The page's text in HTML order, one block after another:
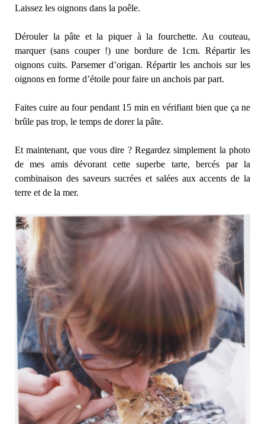
Laissez les oignons dans la poêle.
Dérouler la pâte et la piquer à la fourchette. Au couteau,
marquer (sans couper !) une bordure de 1cm. Répartir les
oignons cuits. Parsemer d’origan. Répartir les anchois sur les
oignons en forme d’étoile pour faire un anchois par part.
Faites cuire au four pendant 15 min en vérifiant bien que ça ne
brûle pas trop, le temps de dorer la pâte.
Et maintenant, que vous dire ? Regardez simplement la photo
de mes amis dévorant cette superbe tarte, bercés par la
combinaison des saveurs sucrées et salées aux accents de la
terre et de la mer.